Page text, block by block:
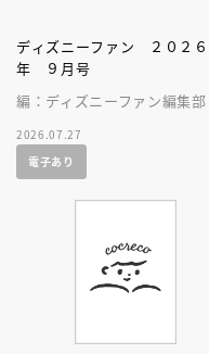
ディズニーファン ２０２６
年 ９月号
編：ディズニーファン編集部
2026.07.27
電子あり